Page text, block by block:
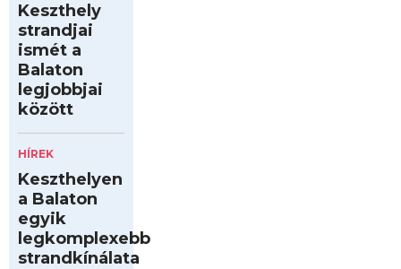
Keszthely
strandjai
ismét a
Balaton
legjobbjai
között
HÍREK
Keszthelyen
a Balaton
egyik
legkomplexebb
strandkínálata